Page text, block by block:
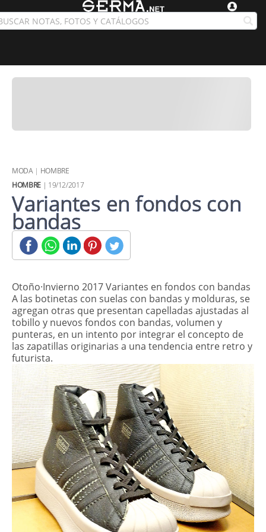
MODA| HOMBRE
HOMBRE| 19/12/2017
Variantes en fondos con
bandas
Otoño·Invierno 2017 Variantes en fondos con bandas
A las botinetas con suelas con bandas y molduras, se
agregan otras que presentan capelladas ajustadas al
tobillo y nuevos fondos con bandas, volumen y
punteras, en un intento por integrar el concepto de
las zapatillas originarias a una tendencia entre retro y
futurista.